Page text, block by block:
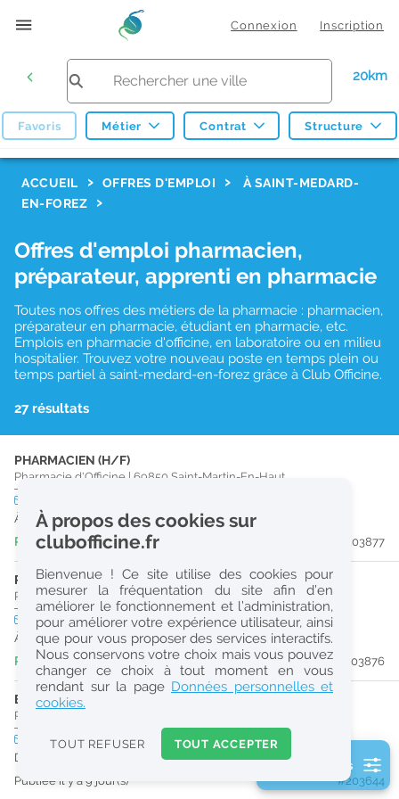
Connexion Inscription
20km
Favoris Métier Contrat Structure
Réinitialiser
2
0
k
Consulter les offres de la France d'outre-mer
ACCUEIL OFFRES D'EMPLOI
À SAINT-MEDARD-
EN-FOREZ
Offres d'emploi pharmacien,
préparateur, apprenti en pharmacie
Toutes nos offres des métiers de la pharmacie : pharmacien,
préparateur en pharmacie, étudiant en pharmacie, etc.
Emplois en pharmacie d'officine, en laboratoire ou en milieu
hospitalier. Trouvez votre nouveau poste en temps plein ou
temps partiel à saint-medard-en-forez grâce à Club Officine.
27 résultats
PHARMACIEN (H/F)
Pharmacie d'Officine | 69850 Saint-Martin-En-Haut
À partir du 13/09/26
Publiée il y a 6 jour(s)
#203877
PHARMACIEN (H/F)
Pharmacie d'Officine|69850Saint-Martin-En-Haut
CDI temps partiel
À partir du 13/09/26
Publiée il y a 6 jour(s)
#203876
ETUDIANT EN PHARMACIE 6E ANNÉE VALIDÉE (H/F)
Pharmacie d'Officine
CDDtemps plein
Du 29/08/26 au 29/12/26
Publiée il y a 9 jour(s)
#203644
2 filtre(s) actifs
À propos des cookies sur
clubofficine.fr
Bienvenue ! Ce site utilise des cookies pour
mesurer la fréquentation du site afin d’en
améliorer le fonctionnement et l’administration,
pour améliorer votre expérience utilisateur, ainsi
que pour vous proposer des services interactifs.
Nous conservons votre choix mais vous pouvez
changer ce choix à tout moment en vous
rendant sur la page Données personnelles et
cookies.
TOUT REFUSER TOUT ACCEPTER